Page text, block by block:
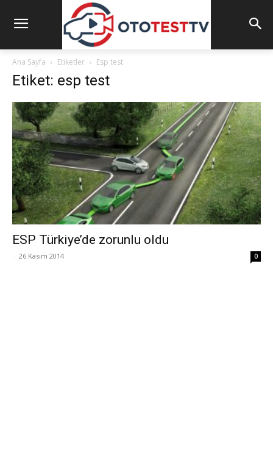
Ana Sayfa Etiketler Esp test
Etiket: esp test
ESP Türkiye’de zorunlu oldu
- 26 Kasım 2014 0